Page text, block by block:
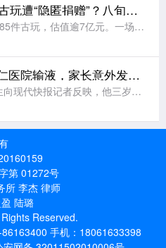
785件、超7亿古玩遭“隐匿捐赠”？八旬老人诉横店集团创始人案即将开庭
一对八旬夫妇，785件古玩，估值逾7亿元。一场始于“公益承诺”的捐赠，最终演变成夫妻反目、对簿公堂，以及受赠方各执一词的迷局。83岁的周云珍与88岁的王锁祥，结婚62年。夫妻俩半生勤俭，共同积攒下满屋
患儿在南京同仁医院输液，家长意外发现输液管内有头发
近日，市民殷先生向现代快报记者反映，他三岁的孩子因急性肠胃炎在南京同仁医院儿科输液治疗时，发现输液管中有头发，后来孩子出现发热、感染等不适症状。殷先生认为，孩子病情与输液管中的头发有关，向院方提出维权
第 01272号
所 李杰 律师
陆璐
Reserved.
手机：18061633398